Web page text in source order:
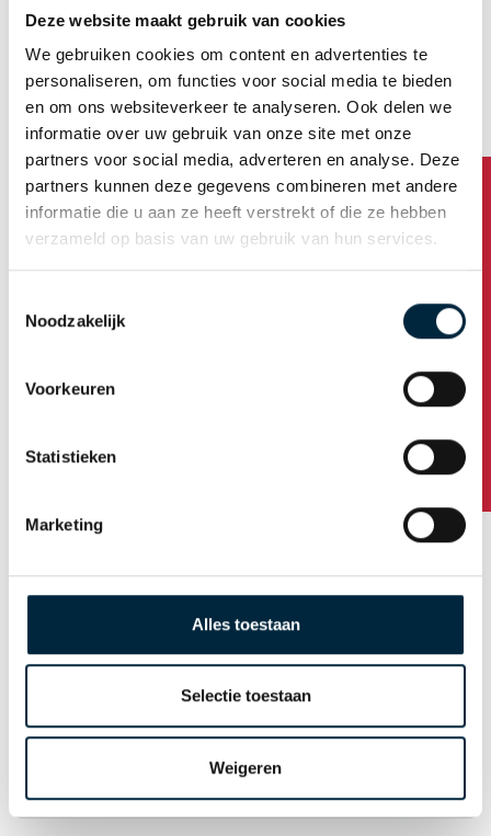
Deze website maakt gebruik van cookies
We gebruiken cookies om content en advertenties te
personaliseren, om functies voor social media te bieden
en om ons websiteverkeer te analyseren. Ook delen we
informatie over uw gebruik van onze site met onze
partners voor social media, adverteren en analyse. Deze
partners kunnen deze gegevens combineren met andere
informatie die u aan ze heeft verstrekt of die ze hebben
verzameld op basis van uw gebruik van hun services.
Noodzakelijk
Voorkeuren
Statistieken
Marketing
Alles toestaan
Selectie toestaan
Weigeren
Any questions?
Generate password automatically
Business address
Company name
Housenumber /addition
Country